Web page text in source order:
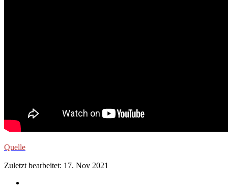
Quelle
Zuletzt bearbeitet: 17. Nov 2021